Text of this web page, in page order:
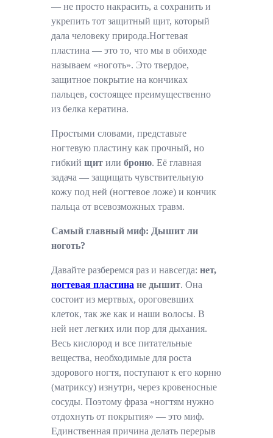
— не просто накрасить, а сохранить и
укрепить тот защитный щит, который
дала человеку природа.Ногтевая
пластина — это то, что мы в обиходе
называем «ноготь». Это твердое,
защитное покрытие на кончиках
пальцев, состоящее преимущественно
из белка кератина.
Простыми словами, представьте
ногтевую пластину как прочный, но
гибкийщит илиброню. Её главная
задача — защищать чувствительную
кожу под ней (ногтевое ложе) и кончик
пальца от всевозможных травм.
Самый главный миф: Дышит ли
ноготь?
Давайте разберемся раз и навсегда:нет,
ногтевая пластина не дышит. Она
состоит из мертвых, ороговевших
клеток, так же как и наши волосы. В
ней нет легких или пор для дыхания.
Весь кислород и все питательные
вещества, необходимые для роста
здорового ногтя, поступают к его корню
(матриксу) изнутри, через кровеносные
сосуды. Поэтому фраза «ногтям нужно
отдохнуть от покрытия» — это миф.
Единственная причина делать перерыв